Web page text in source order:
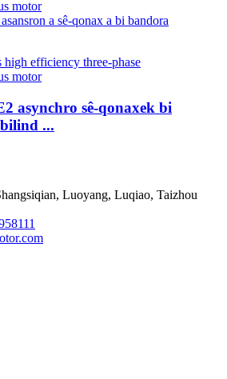
a sê-qonax a bi bandora
asynchro sê-qonaxek bi
...
Luoyang, Luqiao, Taizhou